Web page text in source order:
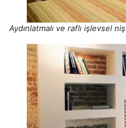
Aydınlatmalı ve raflı işlevsel niş